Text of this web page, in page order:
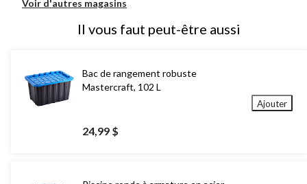
Voir d'autres magasins
Il vous faut peut-être aussi
Bac de rangement robuste
Mastercraft, 102 L
24,99 $
Ajouter